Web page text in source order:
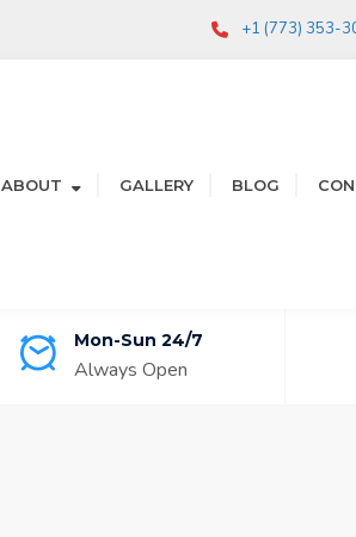
+1 (773) 353-
ABOUT GALLERY BLOG
Mon-Sun 24/7
Always Open